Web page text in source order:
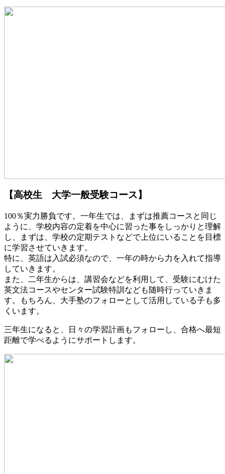
【高校生 大学一般受験コース】
100％実力勝負です。一年生では、まずは推薦コースと同じ
ように、学校内容の定着を中心に習った事をしっかりと理解
し、まずは、学校の定期テストなどで上位にいることを目標
に学習させていきます。
特に、英語は入試必須なので、一年の時から力を入れて指導
していきます。
また、二年生からは、講習会などを利用して、受験にむけた
英文法コースやセンター試験特訓なども随時行っていきま
す。もちろん、大手塾のフォローとして活用している子も多
くいます。
三年生になると、日々の学習計画もフォローし、合格へ最短
距離で学べるようにサポートします。